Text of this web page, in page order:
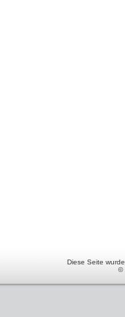
Diese Seite
©